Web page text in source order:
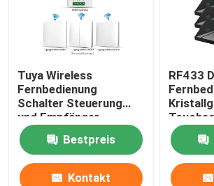
Tuya Wireless
Fernbedienung
Schalter Steuerung
und Empfänger
Übereinstimmung mit
Tuya Modul
Unterstützung Google
Alexa Sprachsteuerung
Bestpreis
Kontakt
RF433
10A-